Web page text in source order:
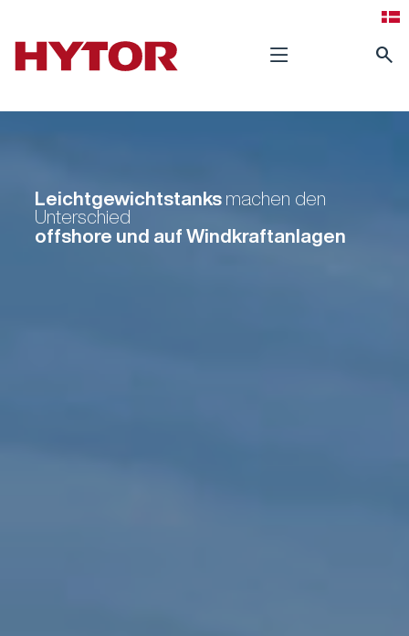
search
Leichtgewichtstanks machen den
Unterschied
offshore und auf Windkraftanlagen